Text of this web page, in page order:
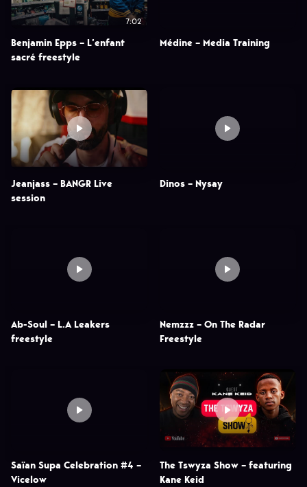
7:02
Benjamin Epps – L’enfant
sacré freestyle
Médine – Media Training
Jeanjass – BANGR Live
session
Dinos – Nysay
Ab-Soul – L.A Leakers
freestyle
Nemzzz – On The Radar
Freestyle
Saïan Supa Celebration #4 –
Vicelow
The Tswyza Show – featuring
Kane Keid